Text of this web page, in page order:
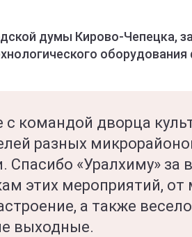
думы Кирово-Чепецка,
командой дворца
разных
Спасибо «Уралхиму» за
этих мероприятий, от
а также
выходные.